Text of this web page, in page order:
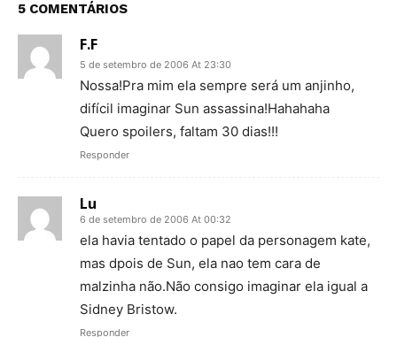
5 COMENTÁRIOS
F.F
5 de setembro de 2006 At 23:30
Nossa!Pra mim ela sempre será um anjinho,
difícil imaginar Sun assassina!Hahahaha
Quero spoilers, faltam 30 dias!!!
Responder
Lu
6 de setembro de 2006 At 00:32
ela havia tentado o papel da personagem kate,
mas dpois de Sun, ela nao tem cara de
malzinha não.Não consigo imaginar ela igual a
Sidney Bristow.
Responder